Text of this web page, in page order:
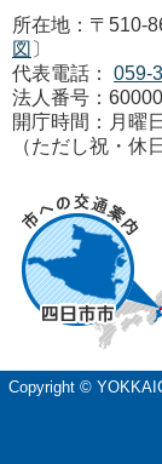
所在地：〒510-
図 〕
代表電話：
059-
法人番号：
開庁時間：月曜
（ただし祝・休
Copyright ©